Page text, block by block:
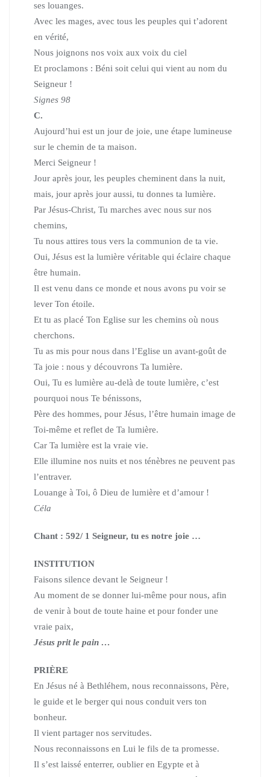
ses louanges.
Avec les mages, avec tous les peuples qui t’adorent
en vérité,
Nous joignons nos voix aux voix du ciel
Et proclamons : Béni soit celui qui vient au nom du
Seigneur !
Signes 98
C.
Aujourd’hui est un jour de joie, une étape lumineuse
sur le chemin de ta maison.
Merci Seigneur !
Jour après jour, les peuples cheminent dans la nuit,
mais, jour après jour aussi, tu donnes ta lumière.
Par Jésus-Christ, Tu marches avec nous sur nos
chemins,
Tu nous attires tous vers la communion de ta vie.
Oui, Jésus est la lumière véritable qui éclaire chaque
être humain.
Il est venu dans ce monde et nous avons pu voir se
lever Ton étoile.
Et tu as placé Ton Eglise sur les chemins où nous
cherchons.
Tu as mis pour nous dans l’Eglise un avant-goût de
Ta joie : nous y découvrons Ta lumière.
Oui, Tu es lumière au-delà de toute lumière, c’est
pourquoi nous Te bénissons,
Père des hommes, pour Jésus, l’être humain image de
Toi-même et reflet de Ta lumière.
Car Ta lumière est la vraie vie.
Elle illumine nos nuits et nos ténèbres ne peuvent pas
l’entraver.
Louange à Toi, ô Dieu de lumière et d’amour !
Céla
Chant : 592/ 1 Seigneur, tu es notre joie …
INSTITUTION
Faisons silence devant le Seigneur !
Au moment de se donner lui-même pour nous, afin
de venir à bout de toute haine et pour fonder une
vraie paix,
Jésus prit le pain …
PRIÈRE
En Jésus né à Bethléhem, nous reconnaissons, Père,
le guide et le berger qui nous conduit vers ton
bonheur.
Il vient partager nos servitudes.
Nous reconnaissons en Lui le fils de ta promesse.
Il s’est laissé enterrer, oublier en Egypte et à